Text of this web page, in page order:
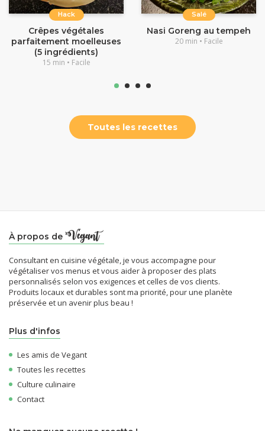
Hack
Crêpes végétales
parfaitement moelleuses
(5 ingrédients)
15 min • Facile
Salé
Nasi Goreng au tempeh
20 min • Facile
Toutes les recettes
À propos de
Consultant en cuisine végétale, je vous accompagne pour
végétaliser vos menus et vous aider à proposer des plats
personnalisés selon vos exigences et celles de vos clients.
Produits locaux et durables sont ma priorité, pour une planète
préservée et un avenir plus beau !
Plus d'infos
Les amis de Vegant
Toutes les recettes
Culture culinaire
Contact